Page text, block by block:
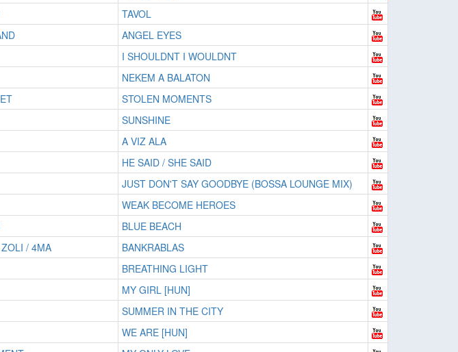
TAVOL
ANGEL EYES
I SHOULDNT I WOULDNT
NEKEM A BALATON
STOLEN MOMENTS
SUNSHINE
A VIZ ALA
HE SAID / SHE SAID
JUST DON'T SAY GOODBYE (BOSSA LOUNGE MIX)
WEAK BECOME HEROES
BLUE BEACH
/ 4MA
BANKRABLAS
BREATHING LIGHT
MY GIRL [HUN]
SUMMER IN THE CITY
WE ARE [HUN]